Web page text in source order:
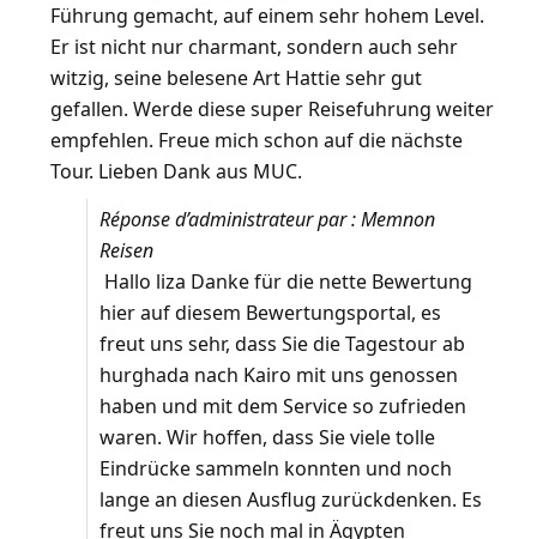
Führung gemacht, auf einem sehr hohem Level.
Er ist nicht nur charmant, sondern auch sehr
witzig, seine belesene Art Hattie sehr gut
gefallen. Werde diese super Reisefuhrung weiter
empfehlen. Freue mich schon auf die nächste
Tour. Lieben Dank aus MUC.
Réponse d’administrateur par : Memnon
Reisen
Hallo liza Danke für die nette Bewertung
hier auf diesem Bewertungsportal, es
freut uns sehr, dass Sie die Tagestour ab
hurghada nach Kairo mit uns genossen
haben und mit dem Service so zufrieden
waren. Wir hoffen, dass Sie viele tolle
Eindrücke sammeln konnten und noch
lange an diesen Ausflug zurückdenken. Es
freut uns Sie noch mal in Ägypten